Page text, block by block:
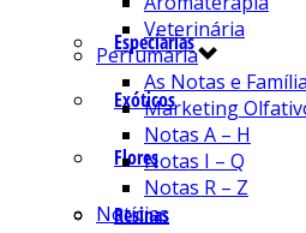
Especiarias
Exóticos
Flores
Resinas
Veterinária
Perfumaria
As Notas e
Marketing
Notas A – H
Notas I – Q
Notas R – Z
Notícias